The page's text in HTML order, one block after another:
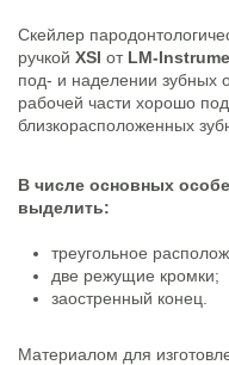
Скейлер
ручкой XSI от LM-
под- и наделении зубных
рабочей части хорошо
близкорасположенных
В числе основных
выделить:
треугольное
две режущие кромки;
заостренный конец.
Материалом для